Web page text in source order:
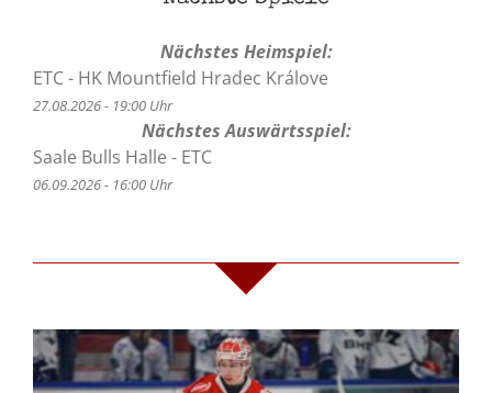
Nächstes Heimspiel:
ETC - HK Mountfield Hradec Králove
27.08.2026 - 19:00 Uhr
Nächstes Auswärtsspiel:
Saale Bulls Halle - ETC
06.09.2026 - 16:00 Uhr